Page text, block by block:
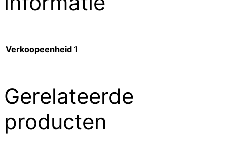
Verkoopeenheid 1
Gerelateerde
producten